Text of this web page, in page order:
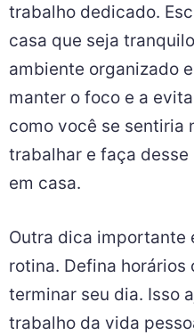
trabalho dedicado.
casa que seja
ambiente organizado
manter o foco e a
como você se sentiria
trabalhar e faça
em casa.
Outra dica importante
rotina. Defina horários
terminar seu dia. Isso
trabalho da vida